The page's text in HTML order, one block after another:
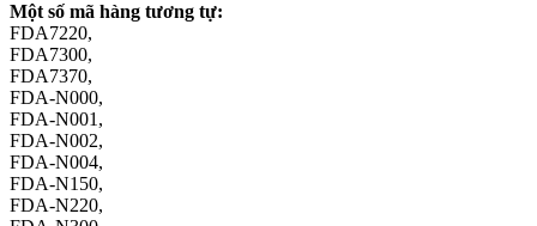
Một số mã hàng tương tự:
FDA7220,
FDA7300,
FDA7370,
FDA-N000,
FDA-N001,
FDA-N002,
FDA-N004,
FDA-N150,
FDA-N220,